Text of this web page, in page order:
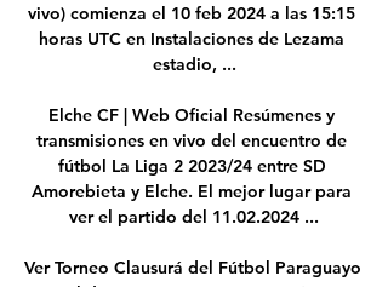
vivo) comienza el 10 feb 2024 a las 15:15
horas UTC en Instalaciones de Lezama
estadio, ...
Elche CF | Web Oficial Resúmenes y
transmisiones en vivo del encuentro de
fútbol La Liga 2 2023/24 entre SD
Amorebieta y Elche. El mejor lugar para
ver el partido del 11.02.2024 ...
Ver Torneo Clausurá del Fútbol Paraguayo